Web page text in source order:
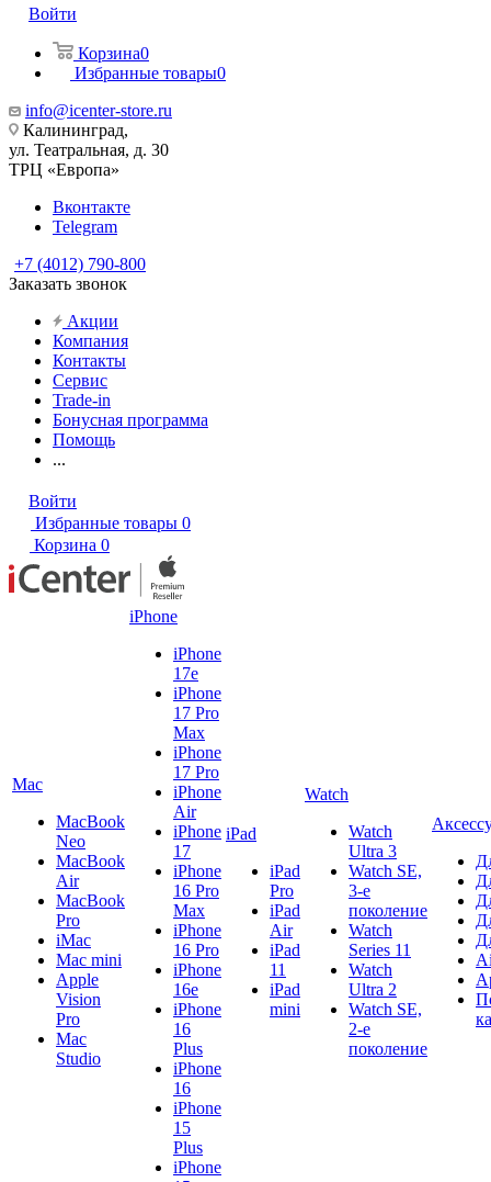
Войти
Корзина0
Избранные товары0
info@icenter-store.ru
Калининград,
ул. Театральная, д. 30
ТРЦ «Европа»
Вконтакте
Telegram
+7 (4012) 790-800
Заказать звонок
Акции
Компания
Контакты
Сервис
Trade-in
Бонусная программа
Помощь
...
Войти
Избранные товары 0
Корзина 0
Mac
MacBook
Neo
MacBook
Air
MacBook
Pro
iMac
Mac mini
Apple
Vision
Pro
Mac
Studio
iPhone
iPhone
17e
iPhone
17 Pro
Max
iPhone
17 Pro
iPhone
Air
iPhone
17
iPhone
16 Pro
Max
iPhone
16 Pro
iPhone
16e
iPhone
16
Plus
iPhone
16
iPhone
15
Plus
iPhone
iPad
iPad
Pro
iPad
Air
iPad
11
iPad
mini
Watch
Watch
Ultra 3
Watch SE,
3-е
поколение
Watch
Series 11
Watch
Ultra 2
Watch SE,
2-е
поколение